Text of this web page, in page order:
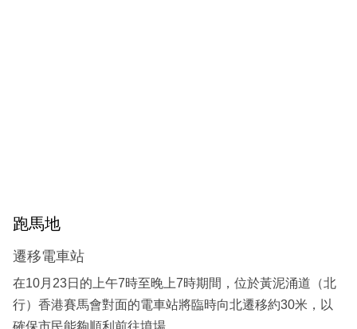
跑馬地
遷移電車站
在10月23日的上午7時至晚上7時期間，位於黃泥涌道（北
行）香港賽馬會對面的電車站將臨時向北遷移約30米，以
確保市民能夠順利前往墳場。